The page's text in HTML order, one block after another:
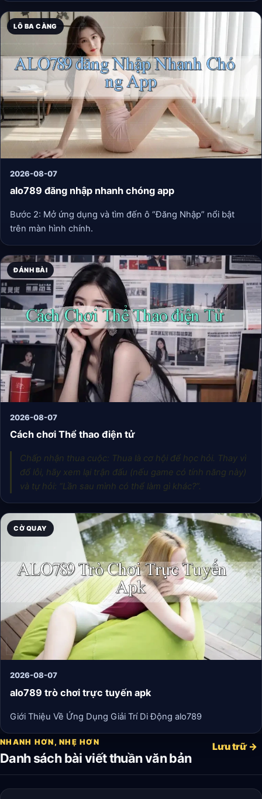
LÔ BA CÀNG
2026-08-07
alo789 đăng nhập nhanh chóng app
Bước 2: Mở ứng dụng và tìm đến ô “Đăng Nhập” nổi bật
trên màn hình chính.
ĐÁNH BÀI
2026-08-07
Cách chơi Thể thao điện tử
Chấp nhận thua cuộc: Thua là cơ hội để học hỏi. Thay vì
đổ lỗi, hãy xem lại trận đấu (nếu game có tính năng này)
và tự hỏi: “Lần sau mình có thể làm gì khác?”.
CỜ QUAY
2026-08-07
alo789 trò chơi trực tuyến apk
Giới Thiệu Về Ứng Dụng Giải Trí Di Động alo789
NHANH HƠN, NHẸ HƠN
Danh sách bài viết thuần văn bản
Lưu trữ →